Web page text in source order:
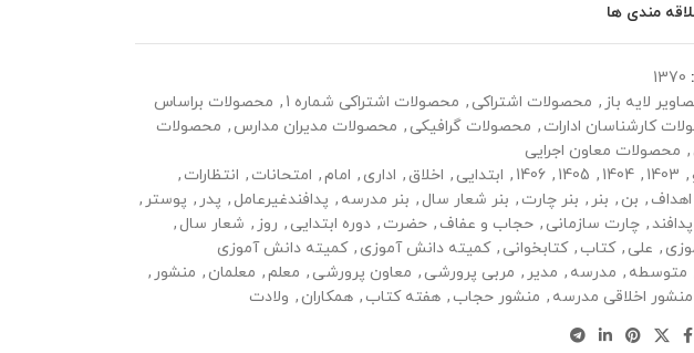
مندی ها
1370
لایه باز , محصولات اشتراکی , محصولات اشتراکی شماره 1 , محصولات براساس
کارشناسان ادارات , محصولات گرافیکی , محصولات مدیران مدارس , محصولات
, محصولات معاون اجرایی
,
1403
,
1404
,
1405
,
1406
, ابتدایی , اخلاق, اداری , امام, امتحانات , انتظارات ,
اهداف , بن , بنر , بنر چارت , بنر شعار سال , بنر مدرسه , پدافندغیرعامل , پدر , پوستر ,
, چارت سازمانی , حجاب و عفاف , حضرت , دوره ابتدایی , روز , شعار سال ,
, علی , کتاب , کتابخوانی , کمیته دانش آموزی , کمیته دانش آموزی
متوسطه , مدرسه , مدیر , مربی پرورشی , معاون پرورشی , معلم, معلمان , منشور ,
منشور اخلاقی مدرسه , منشور حجاب , هفته کتاب , همکاران , ولادت